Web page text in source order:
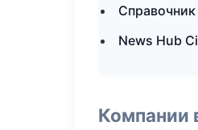
News Hub
Компании